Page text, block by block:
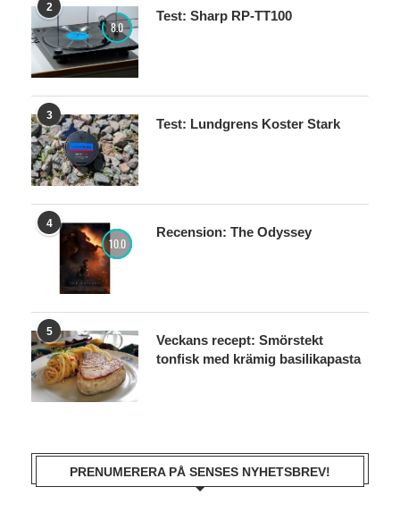
2
8.0
Test: Sharp RP-TT100
3
Test: Lundgrens Koster Stark
4
10.0
Recension: The Odyssey
5
Veckans recept: Smörstekt
tonfisk med krämig basilikapasta
PRENUMERERA PÅ SENSES NYHETSBREV!